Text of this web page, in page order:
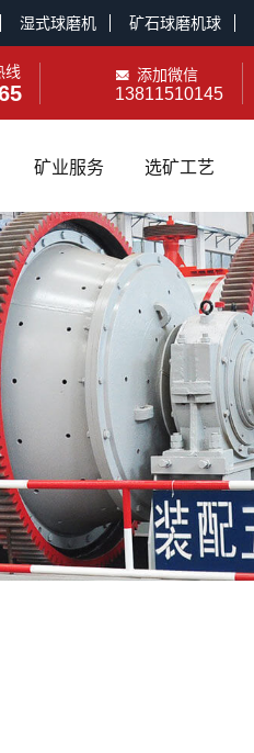
湿式球磨机 矿石球磨机球
线 添加微信
13811510145
矿业服务 选矿工艺